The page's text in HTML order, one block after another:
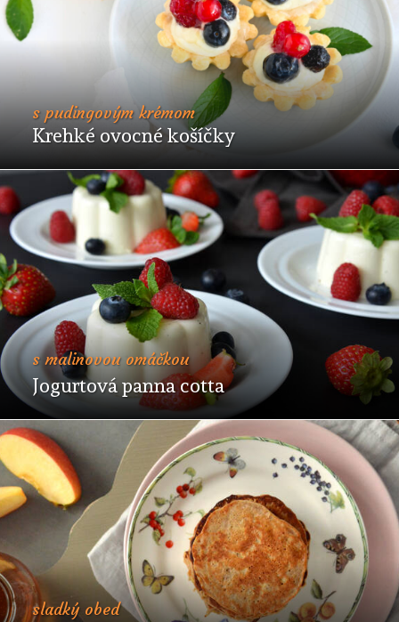
a
triky
blog
s pudingovým krémom
Krehké ovocné košíčky
s malinovou omáčkou
Jogurtová panna cotta
sladký obed